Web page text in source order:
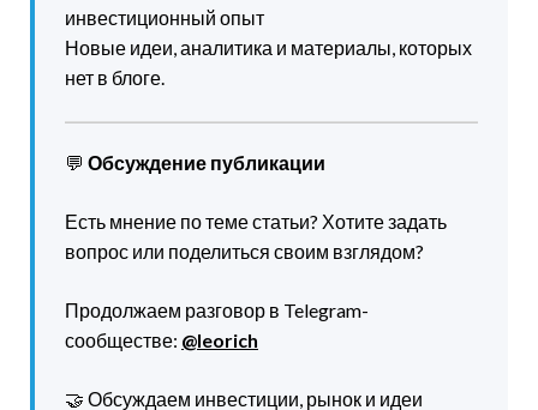
инвестиционный опыт
Новые идеи, аналитика и материалы, которых
нет в блоге.
💬 Обсуждение публикации
Есть мнение по теме статьи? Хотите задать
вопрос или поделиться своим взглядом?
Продолжаем разговор в Telegram-
сообществе: @leorich
🤝 Обсуждаем инвестиции, рынок и идеи